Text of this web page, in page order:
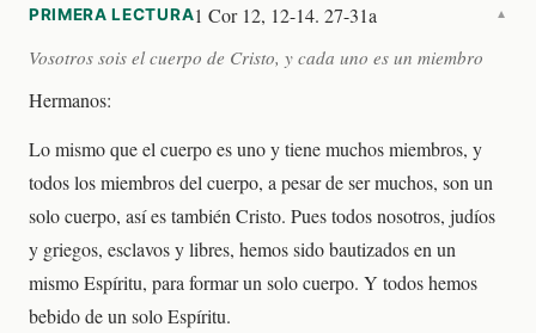
PRIMERA LECTURA1 Cor 12, 12-14. 27-31a ▼
Vosotros sois el cuerpo de Cristo, y cada uno es un miembro
Hermanos:
Lo mismo que el cuerpo es uno y tiene muchos miembros, y
todos los miembros del cuerpo, a pesar de ser muchos, son un
solo cuerpo, así es también Cristo. Pues todos nosotros, judíos
y griegos, esclavos y libres, hemos sido bautizados en un
mismo Espíritu, para formar un solo cuerpo. Y todos hemos
bebido de un solo Espíritu.